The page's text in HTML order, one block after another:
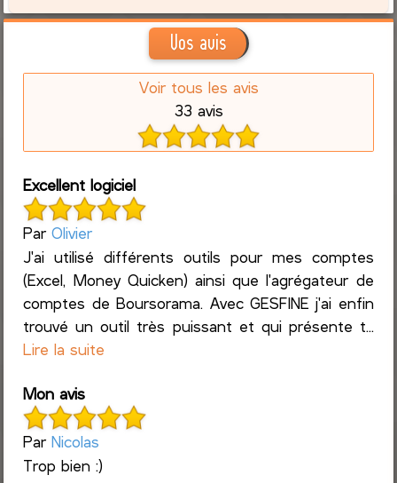
Vos avis
Voir tous les avis
33 avis
Excellent logiciel
ParOlivier
J'ai utilisé différents outils pour mes comptes
(Excel, Money Quicken) ainsi que l'agrégateur de
comptes de Boursorama. Avec GESFINE j'ai enfin
trouvé un outil très puissant et qui présente t...
Lire la suite
Mon avis
ParNicolas
Trop bien :)